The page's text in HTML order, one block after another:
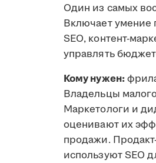
Один из самых
Включает умение
SEO, контент-
управлять
Кому нужен:
Владельцы
Маркетологи и
оценивают их
продажи.
используют SEO